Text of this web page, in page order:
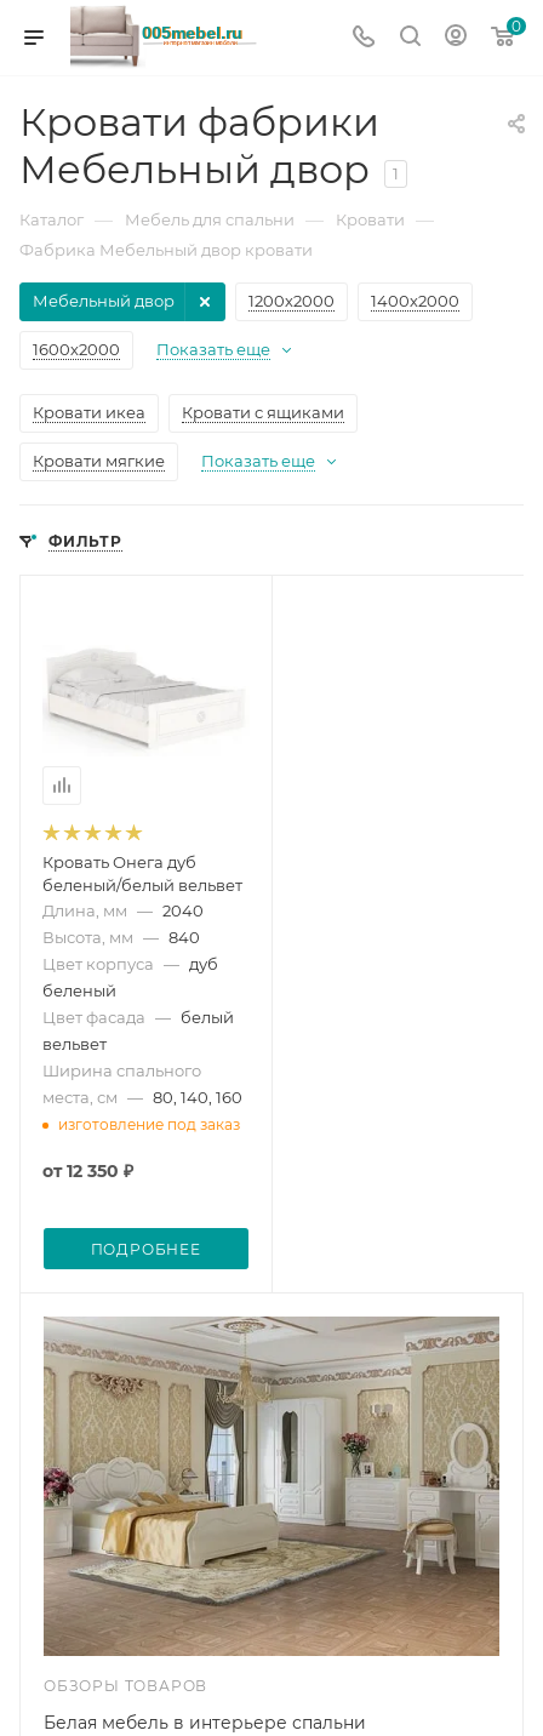
0
Кровати фабрики
Мебельный двор
1
Каталог — Мебель для спальни — Кровати —
Фабрика Мебельный двор кровати
1200х2000 1400х2000
1600х2000
Мебельный двор
Показать еще
Кровати икеа Кровати с ящиками
Кровати мягкие Показать еще
ФИЛЬТР
Кровать Онега дуб
беленый/белый вельвет
Длина, мм — 2040
Высота, мм — 840
Цвет корпуса — дуб
беленый
Цвет фасада — белый
вельвет
Ширина спального
места, см — 80, 140, 160
изготовление под заказ
от12 350 ₽
ПОДРОБНЕЕ
ОБЗОРЫ ТОВАРОВ
Белая мебель в интерьере спальни